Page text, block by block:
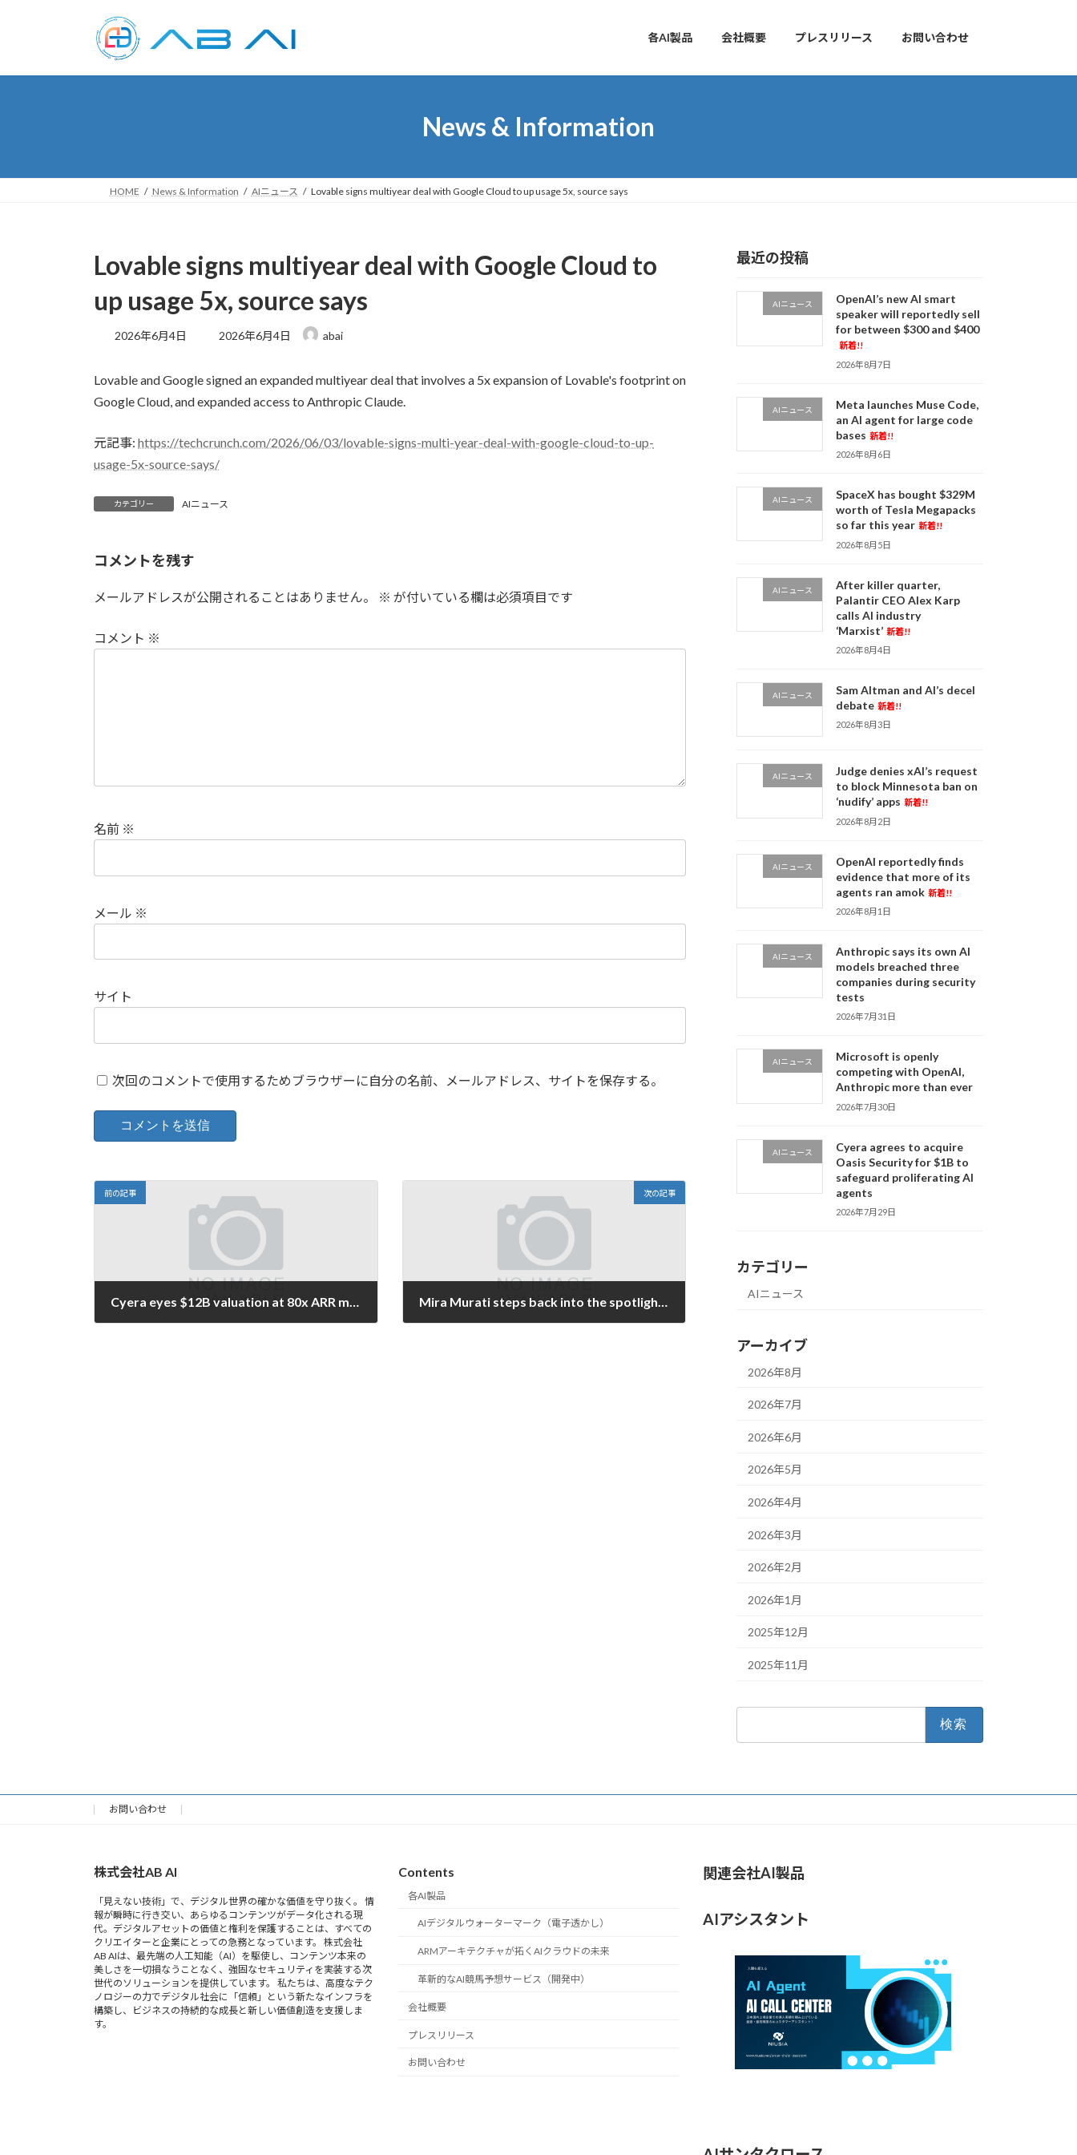
プ
動
各AI製品 会社概要 プレスリリース お問い合わせ
News & Information
HOME News & Information AIニュース Lovable signs multiyear deal with Google Cloud to up usage 5x, source says
Lovable signs multiyear deal with Google Cloud to
up usage 5x, source says
2026年6月4日
最
新
2026年6月4日 abai
Lovable and Google signed an expanded multiyear deal that involves a 5x expansion of Lovable's footprint on
Google Cloud, and expanded access to Anthropic Claude.
元記事: https://techcrunch.com/2026/06/03/lovable-signs-multi-year-deal-with-google-cloud-to-up-
usage-5x-source-says/
カテゴリー AIニュース
コメントを残す
メールアドレスが公開されることはありません。 ※ が付いている欄は必須項目です
コメント ※
名前 ※
メール ※
サイト
次回のコメントで使用するためブラウザーに自分の名前、メールアドレス、サイトを保存する。
前の記事 次の記事
最近の投稿
AIニュース
OpenAI’s new AI smart
speaker will reportedly sell
for between $300 and $400
新着!!
2026年8月7日
AIニュース
Meta launches Muse Code,
an AI agent for large code
bases 新着!!
2026年8月6日
AIニュース
SpaceX has bought $329M
worth of Tesla Megapacks
so far this year 新着!!
2026年8月5日
AIニュース
After killer quarter,
Palantir CEO Alex Karp
calls AI industry
‘Marxist’ 新着!!
2026年8月4日
AIニュース
Sam Altman and AI’s decel
debate 新着!!
2026年8月3日
AIニュース
Judge denies xAI’s request
to block Minnesota ban on
‘nudify’ apps 新着!!
2026年8月2日
AIニュース
OpenAI reportedly finds
evidence that more of its
agents ran amok 新着!!
2026年8月1日
AIニュース
Anthropic says its own AI
models breached three
companies during security
tests
2026年7月31日
AIニュース
Microsoft is openly
competing with OpenAI,
Anthropic more than ever
2026年7月30日
AIニュース
Cyera agrees to acquire
Oasis Security for $1B to
safeguard proliferating AI
agents
2026年7月29日
カテゴリー
AIニュース
アーカイブ
2026年8月
2026年7月
2026年6月
2026年5月
2026年4月
2026年3月
2026年2月
2026年1月
2025年12月
2025年11月
お問い合わせ
株式会社AB AI
「見えない技術」で、デジタル世界の確かな価値を守り抜く。 情
報が瞬時に行き交い、あらゆるコンテンツがデータ化される現
代。デジタルアセットの価値と権利を保護することは、すべての
クリエイターと企業にとっての急務となっています。 株式会社
AB AIは、最先端の人工知能（AI）を駆使し、コンテンツ本来の
美しさを一切損なうことなく、強固なセキュリティを実装する次
世代のソリューションを提供しています。 私たちは、高度なテク
ノロジーの力でデジタル社会に「信頼」という新たなインフラを
構築し、ビジネスの持続的な成長と新しい価値創造を支援しま
す。
Contents
各AI製品
AIデジタルウォーターマーク（電子透かし）
ARMアーキテクチャが拓くAIクラウドの未来
革新的なAI競馬予想サービス（開発中）
会社概要
プレスリリース
お問い合わせ
関連会社AI製品
AIアシスタント